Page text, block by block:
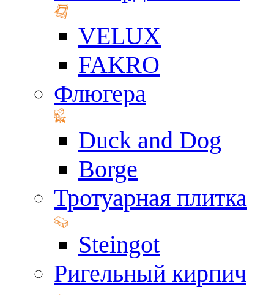
VELUX
FAKRO
Флюгера
Duck and Dog
Borge
Тротуарная плитка
Steingot
Ригельный кирпич